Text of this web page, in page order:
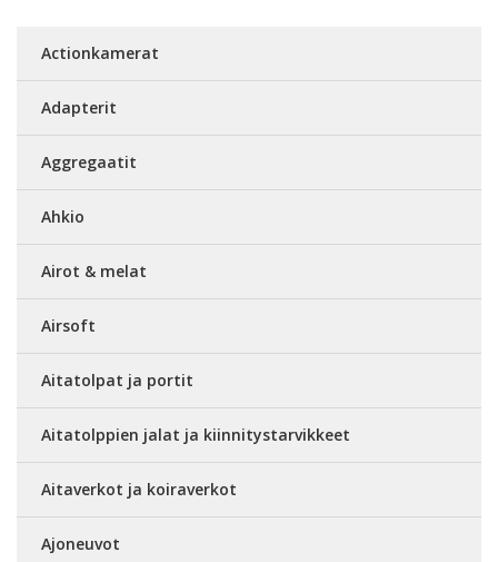
Actionkamerat
Adapterit
Aggregaatit
Ahkio
Airot & melat
Airsoft
Aitatolpat ja portit
Aitatolppien jalat ja kiinnitystarvikkeet
Aitaverkot ja koiraverkot
Ajoneuvot